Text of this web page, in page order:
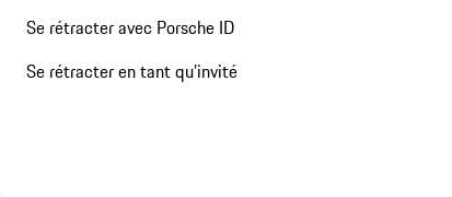
Se rétracter avec Porsche ID
Se rétracter en tant qu’invité